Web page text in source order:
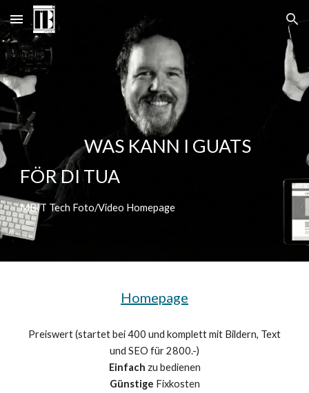
Skip to main content Skip to navigation
WAS KANN I GUATS
FÖR DI TUA
MBIT Tech Foto/Video Homepage
Homepage
Preiswert (startet bei 400 und komplett mit Bildern, Text
und SEO für 2800.-)
Einfach zu bedienen
Günstige Fixkosten